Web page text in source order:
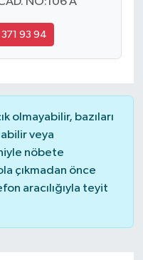
93 94
olmayabilir, bazıları
veya
nöbete
çıkmadan önce
aracılığıyla teyit